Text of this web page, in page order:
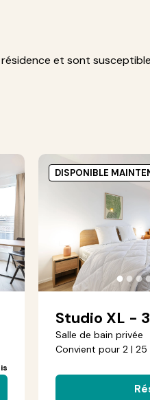
et sont
●●●
Studio XL -
Salle de bain privée
Convient pour 2 | 25
DISPONIBLE